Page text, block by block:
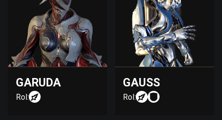
GARUDA
Rol:
GAUSS
Rol: